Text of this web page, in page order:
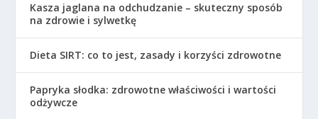
Kasza jaglana na odchudzanie – skuteczny sposób
na zdrowie i sylwetkę
Dieta SIRT: co to jest, zasady i korzyści zdrowotne
Papryka słodka: zdrowotne właściwości i wartości
odżywcze